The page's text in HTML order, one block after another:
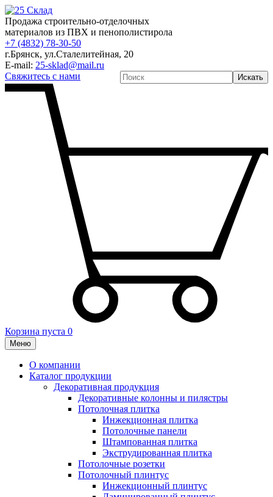
Продажа строительно-отделочных
материалов из ПВХ и пенополистирола
+7 (4832) 78-30-50
г.Брянск, ул.Сталелитейная, 20
E-mail: 25-sklad@mail.ru
Свяжитесь с нами
Искать
Корзина пуста 0
Меню
О компании
Каталог продукции
Декоративная продукция
Декоративные колонны и пилястры
Потолочная плитка
Инжекционная плитка
Потолочные панели
Штампованная плитка
Экструдированная плитка
Потолочные розетки
Потолочный плинтус
Инжекционный плинтус